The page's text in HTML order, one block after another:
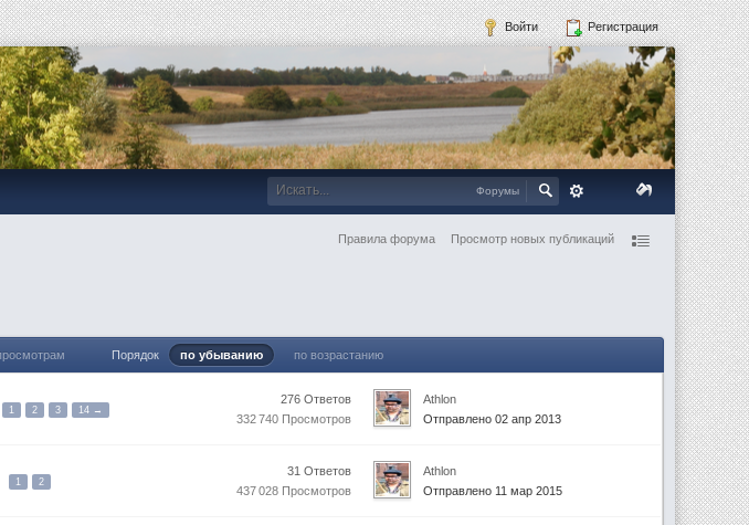
Войти Регистрация
Форумы
Правила форума Просмотр новых публикаций
Порядок по убыванию по возрастанию
1 2 3 14 →
276 Ответов
332 740 Просмотров
Athlon
Отправлено 02 апр 2013
1 2
31 Ответов
437 028 Просмотров
Athlon
Отправлено 11 мар 2015